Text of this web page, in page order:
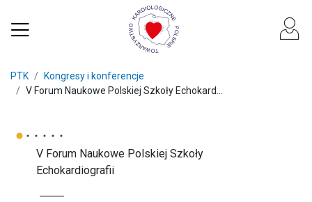
PTK
Kongresy i konferencje
V Forum Naukowe Polskiej Szkoły Echokard...
V Forum Naukowe Polskiej Szkoły
Echokardiografii